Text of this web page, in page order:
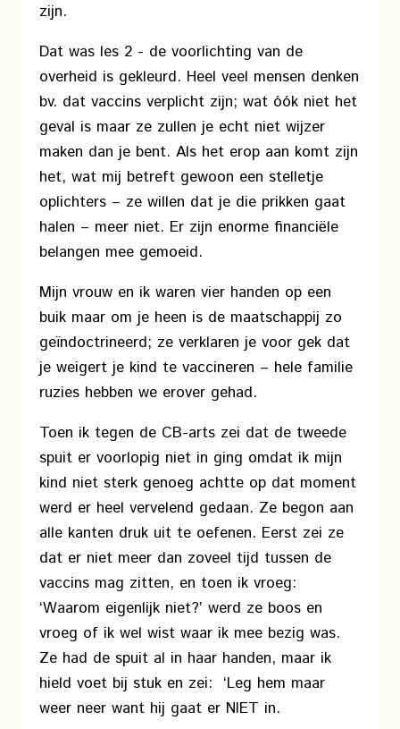
zijn.
Dat was les 2 - de voorlichting van de
overheid is gekleurd. Heel veel mensen denken
bv. dat vaccins verplicht zijn; wat óók niet het
geval is maar ze zullen je echt niet wijzer
maken dan je bent. Als het erop aan komt zijn
het, wat mij betreft gewoon een stelletje
oplichters – ze willen dat je die prikken gaat
halen – meer niet. Er zijn enorme financiële
belangen mee gemoeid.
Mijn vrouw en ik waren vier handen op een
buik maar om je heen is de maatschappij zo
geïndoctrineerd; ze verklaren je voor gek dat
je weigert je kind te vaccineren – hele familie
ruzies hebben we erover gehad.
Toen ik tegen de CB-arts zei dat de tweede
spuit er voorlopig niet in ging omdat ik mijn
kind niet sterk genoeg achtte op dat moment
werd er heel vervelend gedaan. Ze begon aan
alle kanten druk uit te oefenen. Eerst zei ze
dat er niet meer dan zoveel tijd tussen de
vaccins mag zitten, en toen ik vroeg:
‘Waarom eigenlijk niet?’ werd ze boos en
vroeg of ik wel wist waar ik mee bezig was.
Ze had de spuit al in haar handen, maar ik
hield voet bij stuk en zei: ‘Leg hem maar
weer neer want hij gaat er NIET in.